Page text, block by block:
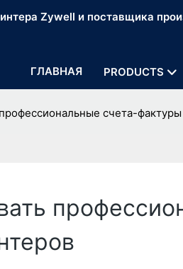
Zywell и поставщика
ГЛАВНАЯ PRODUCTS
профессиональные счета-